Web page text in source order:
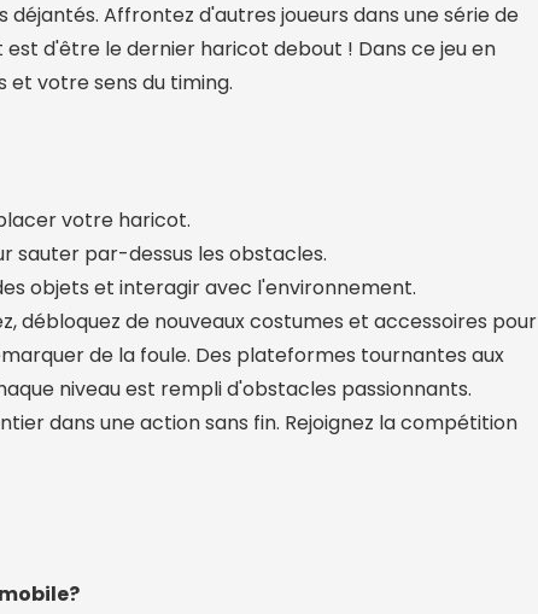
Affrontez d'autres joueurs dans une série de
d'être le dernier haricot debout ! Dans ce jeu en
et votre sens du timing.
votre haricot.
sauter par-dessus les obstacles.
objets et interagir avec l'environnement.
débloquez de nouveaux costumes et accessoires pour
de la foule. Des plateformes tournantes aux
niveau est rempli d'obstacles passionnants.
dans une action sans fin. Rejoignez la compétition